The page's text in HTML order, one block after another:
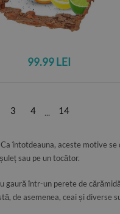
99.99 LEI
3 4 ... 14
Ca întotdeauna, aceste motive
sau pe un tocător.
gaură într-un perete de
de asemenea, ceai și diverse